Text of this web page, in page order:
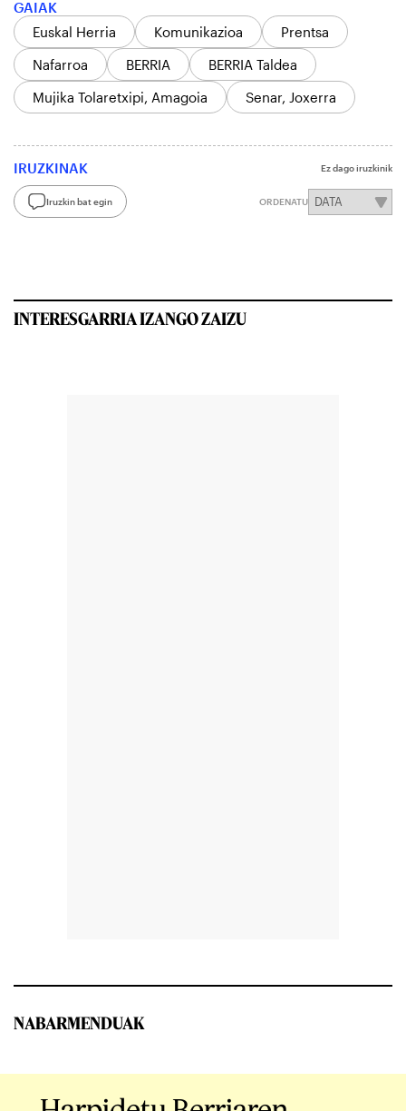
GAIAK
Euskal Herria
Komunikazioa
Prentsa
Nafarroa
BERRIA
BERRIA Taldea
Mujika Tolaretxipi, Amagoia
Senar, Joxerra
IRUZKINAK Ez dago iruzkinik
Iruzkin bat egin ORDENATU
INTERESGARRIA IZANGO ZAIZU
NABARMENDUAK